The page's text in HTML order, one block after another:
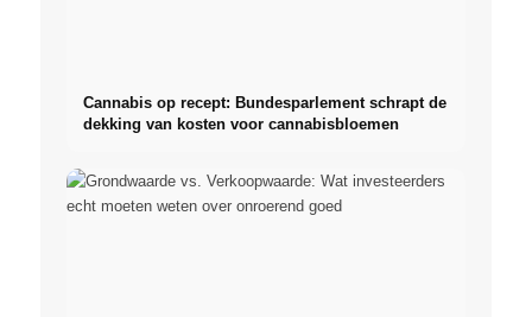
Cannabis op recept: Bundesparlement schrapt de
dekking van kosten voor cannabisbloemen